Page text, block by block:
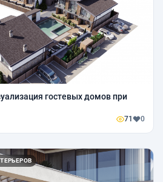
гостевых домов при
71 0